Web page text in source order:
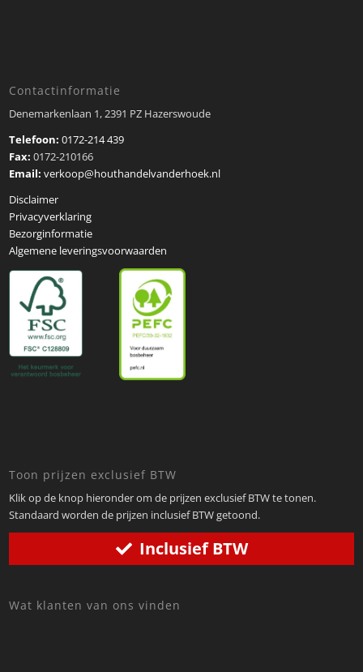
Contactinformatie
Denemarkenlaan 1, 2391 PZ Hazerswoude
Telefoon:0172-214 439
Fax:0172-210166
Email: verkoop@houthandelvanderhoek.nl
Disclaimer
Privacyverklaring
Bezorginformatie
Algemene leveringsvoorwaarden
Toon prijzen exclusief BTW
Klik op de knop hieronder om de prijzen exclusief BTW te tonen.
Standaard worden de prijzen inclusief BTW getoond.
Inclusief BTW
Wat klanten van ons vinden